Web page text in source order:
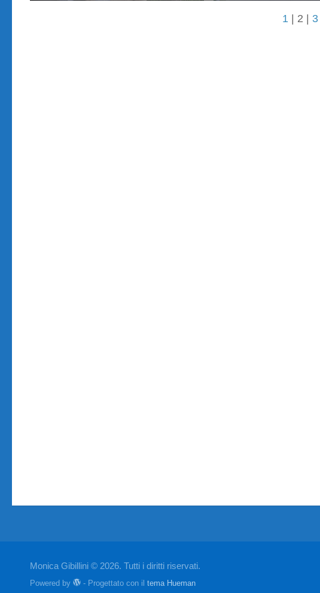
1 | 2 | 3
Monica Gibillini © 2026. Tutti i diritti riservati.
Powered by - Progettato con iltema Hueman